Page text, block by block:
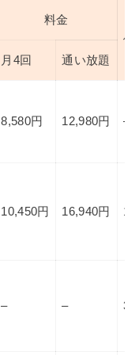
料金
体
月4回
通い放題
8,580円 12,980円 –
10,450円 16,940円
– –